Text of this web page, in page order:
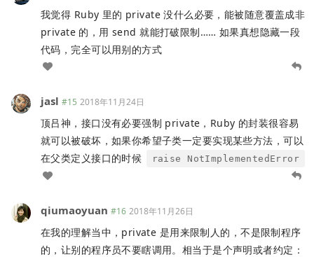
我觉得 Ruby 里的 private 没什么必要，能被随意覆盖成非
private 的，用 send 就能打破限制…… 如果真想隐藏一段
代码，完全可以用别的方式
jasl #15 2018年11月24日
顶吕神，接口没有必要强制 private，Ruby 的封装很容易
就可以被破坏，如果你希望子类一定要实现某些方法，可以
在父类定义接口的时候
raise NotImplementedError
qiumaoyuan #16 2018年11月26日
在我的理解当中，private 是用来限制人的，不是限制程序
的，让别的程序员不要瞎调用。相当于是个声明或者约定：